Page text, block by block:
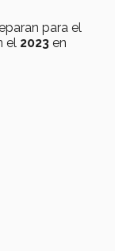
para el
el 2023 en